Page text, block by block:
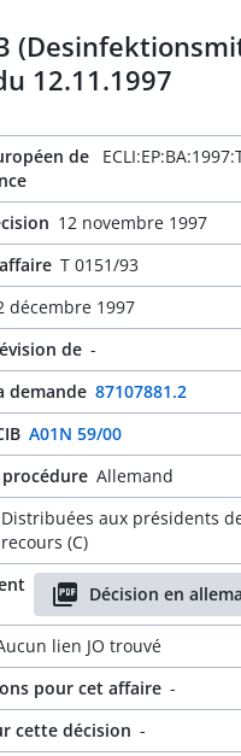
12.11.1997
de
12 novembre 1997
T 0151/93
décembre 1997
de -
demande 87107881.2
A01N 59/00
Allemand
Distribuées aux présidents
recours (C)
Décision en
lien JO trouvé
pour cet affaire -
cette décision -